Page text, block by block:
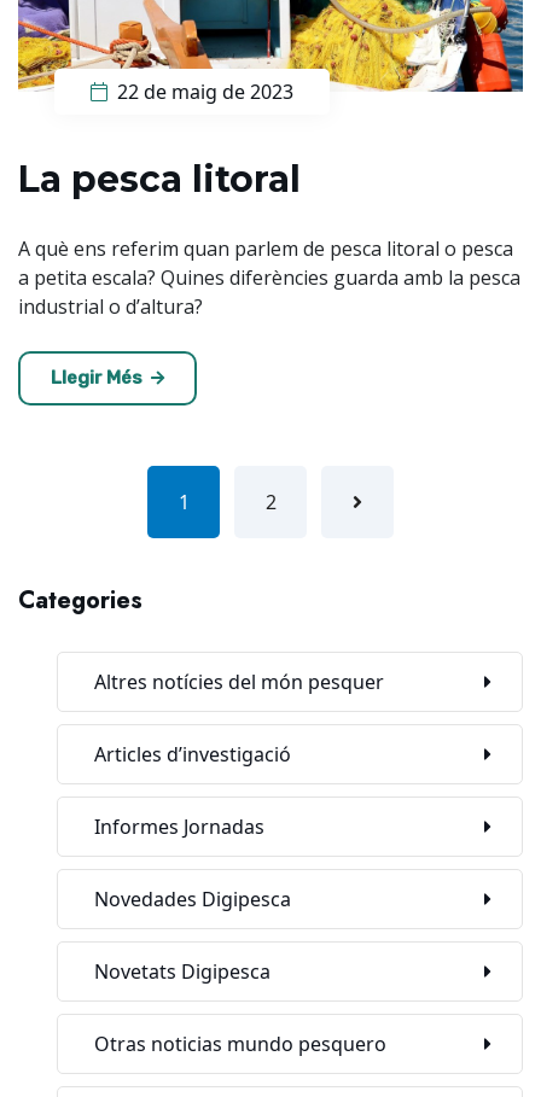
22 de maig de 2023
La pesca litoral
A què ens referim quan parlem de pesca litoral o pesca
a petita escala? Quines diferències guarda amb la pesca
industrial o d’altura?
Llegir Més
1 2
Categories
Altres notícies del món pesquer
Articles d’investigació
Informes Jornadas
Novedades Digipesca
Novetats Digipesca
Otras noticias mundo pesquero